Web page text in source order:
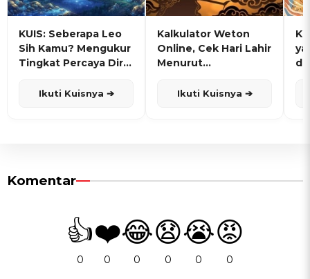
KUIS: Seberapa Leo
Sih Kamu? Mengukur
Tingkat Percaya Diri
Ikuti Kuisnya ➔
Kalkulator Weton
Online, Cek Hari Lahir
Menurut
Ikuti Kuisnya ➔
Komentar
👍
0
❤️
0
😂
0
😧
0
😭
0
😡
0